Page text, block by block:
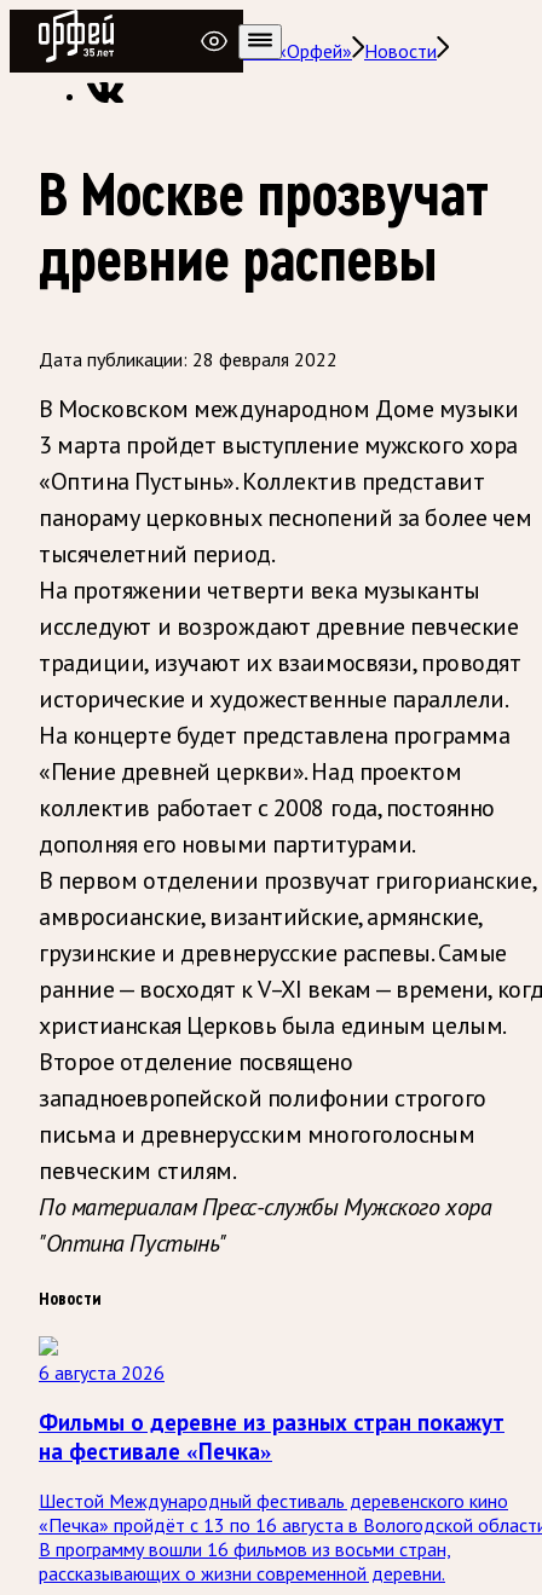
Радио Орфей
Радио классической музыки «Орфей» Новости
В Москве прозвучат
древние распевы
Дата публикации: 28 февраля 2022
В Московском международном Доме музыки
3 марта пройдет выступление мужского хора
«Оптина Пустынь». Коллектив представит
панораму церковных песнопений за более чем
тысячелетний период.
На протяжении четверти века музыканты
исследуют и возрождают древние певческие
традиции, изучают их взаимосвязи, проводят
исторические и художественные параллели.
На концерте будет представлена программа
«Пение древней церкви». Над проектом
коллектив работает с 2008 года, постоянно
дополняя его новыми партитурами.
В первом отделении прозвучат григорианские,
амвросианские, византийские, армянские,
грузинские и древнерусские распевы. Самые
ранние — восходят к V–XI векам — времени,
христианская Церковь была единым целым.
Второе отделение посвящено
западноевропейской полифонии строгого
письма и древнерусским многоголосным
певческим стилям.
По материалам Пресс-службы Мужского хора
"Оптина Пустынь"
Новости
6 августа 2026
Фильмы о деревне из разных стран покажут
на фестивале «Печка»
Шестой Международный фестиваль деревенского кино
«Печка» пройдёт с 13 по 16 августа в Вологодской
В программу вошли 16 фильмов из восьми стран,
рассказывающих о жизни современной деревни.